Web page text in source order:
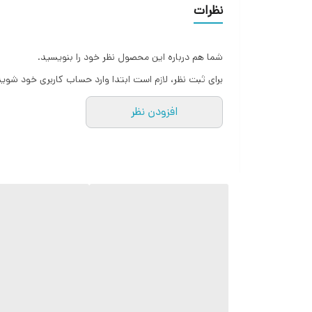
نظرات
شما هم درباره این محصول نظر خود را بنویسید.
برای ثبت نظر، لازم است ابتدا وارد حساب کاربری خود
افزودن نظر